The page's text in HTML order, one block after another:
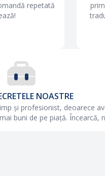
repetată
NOASTRE
și profesionist, deoarece
buni de pe piață. Încearcă,